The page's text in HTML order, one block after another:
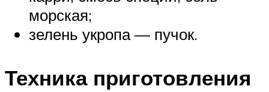
морская;
зелень укропа — пучок.
Техника приготовления